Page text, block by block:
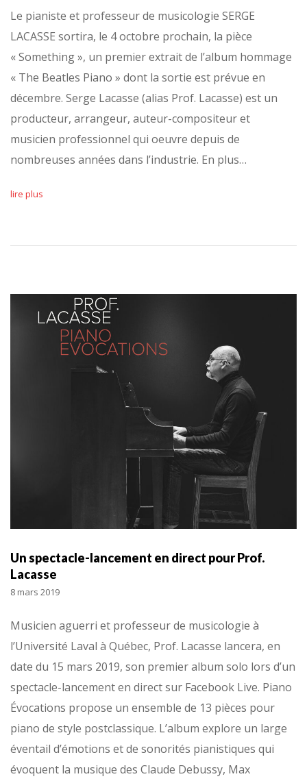
Le pianiste et professeur de musicologie SERGE
LACASSE sortira, le 4 octobre prochain, la pièce
« Something », un premier extrait de l’album hommage
« The Beatles Piano » dont la sortie est prévue en
décembre. Serge Lacasse (alias Prof. Lacasse) est un
producteur, arrangeur, auteur-compositeur et
musicien professionnel qui oeuvre depuis de
nombreuses années dans l’industrie. En plus…
lire plus
Un spectacle-lancement en direct pour Prof.
Lacasse
8 mars 2019
Musicien aguerri et professeur de musicologie à
l’Université Laval à Québec, Prof. Lacasse lancera, en
date du 15 mars 2019, son premier album solo lors d’un
spectacle-lancement en direct sur Facebook Live. Piano
Évocations propose un ensemble de 13 pièces pour
piano de style postclassique. L’album explore un large
éventail d’émotions et de sonorités pianistiques qui
évoquent la musique des Claude Debussy, Max